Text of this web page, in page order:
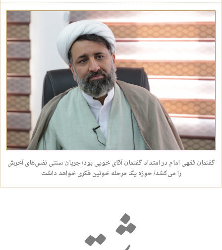
گفتمان فقهی امام در امتداد گفتمان آقای خویی بود/ جریان سنتی نفس‌های آخرش
را می‌کشد/ حوزه یک مرحله خونین فکری خواهد داشت